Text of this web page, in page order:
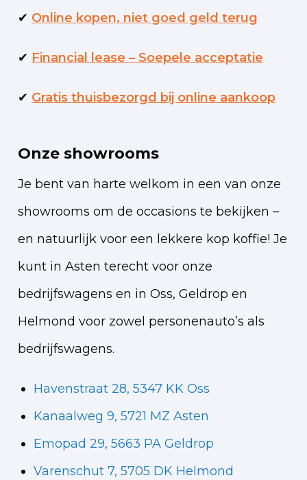
✔ Online kopen, niet goed geld terug
✔ Financial lease – Soepele acceptatie
✔ Gratis thuisbezorgd bij online aankoop
Onze showrooms
Je bent van harte welkom in een van onze
showrooms om de occasions te bekijken –
en natuurlijk voor een lekkere kop koffie! Je
kunt in Asten terecht voor onze
bedrijfswagens en in Oss, Geldrop en
Helmond voor zowel personenauto’s als
bedrijfswagens.
Havenstraat 28, 5347 KK Oss
Kanaalweg 9, 5721 MZ Asten
Emopad 29, 5663 PA Geldrop
Varenschut 7, 5705 DK Helmond